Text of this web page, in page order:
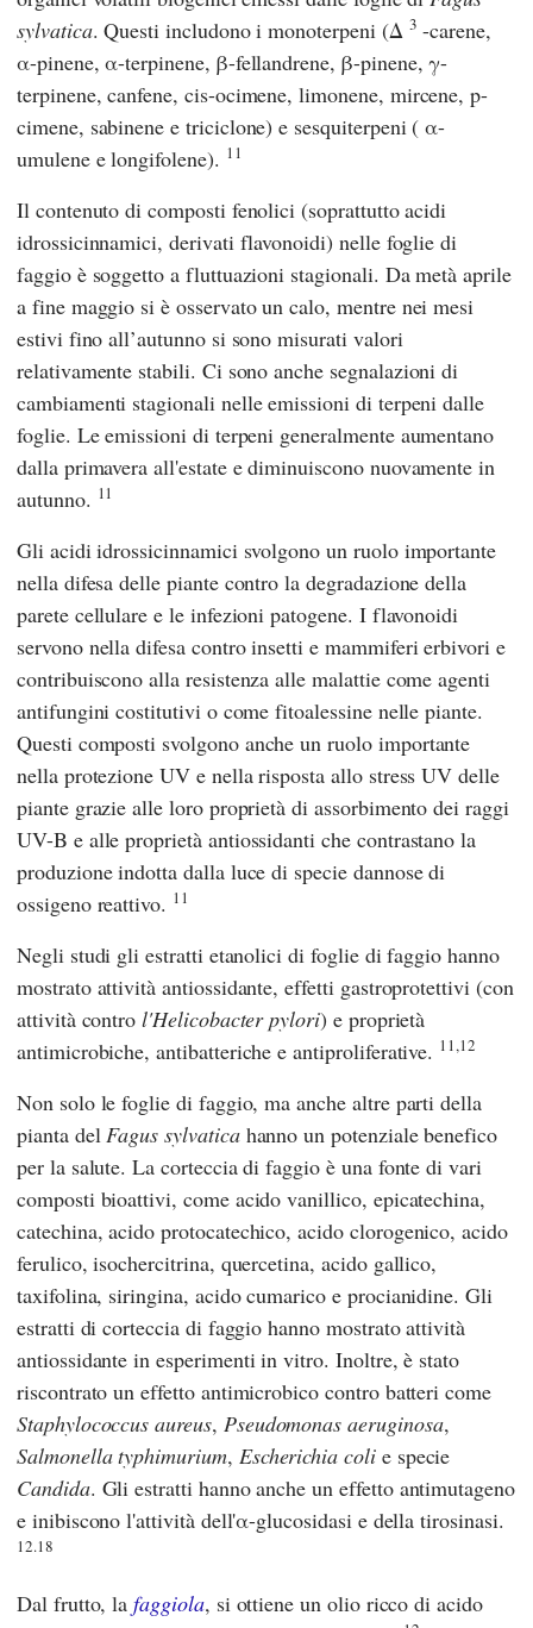
sylvatica. Questi includono i monoterpeni (Δ 3 -carene,
α-pinene, α-terpinene, β-fellandrene, β-pinene, γ-
terpinene, canfene, cis-ocimene, limonene, mircene, p-
cimene, sabinene e triciclone) e sesquiterpeni ( α-
umulene e longifolene). 11
Il contenuto di composti fenolici (soprattutto acidi
idrossicinnamici, derivati flavonoidi) nelle foglie di
faggio è soggetto a fluttuazioni stagionali. Da metà aprile
a fine maggio si è osservato un calo, mentre nei mesi
estivi fino all’autunno si sono misurati valori
relativamente stabili. Ci sono anche segnalazioni di
cambiamenti stagionali nelle emissioni di terpeni dalle
foglie. Le emissioni di terpeni generalmente aumentano
dalla primavera all'estate e diminuiscono nuovamente in
autunno. 11
Gli acidi idrossicinnamici svolgono un ruolo importante
nella difesa delle piante contro la degradazione della
parete cellulare e le infezioni patogene. I flavonoidi
servono nella difesa contro insetti e mammiferi erbivori e
contribuiscono alla resistenza alle malattie come agenti
antifungini costitutivi o come fitoalessine nelle piante.
Questi composti svolgono anche un ruolo importante
nella protezione UV e nella risposta allo stress UV delle
piante grazie alle loro proprietà di assorbimento dei raggi
UV-B e alle proprietà antiossidanti che contrastano la
produzione indotta dalla luce di specie dannose di
ossigeno reattivo. 11
Negli studi gli estratti etanolici di foglie di faggio hanno
mostrato attività antiossidante, effetti gastroprotettivi (con
attività control'Helicobacter pylori) e proprietà
antimicrobiche, antibatteriche e antiproliferative. 11,12
Non solo le foglie di faggio, ma anche altre parti della
pianta delFagus sylvaticahanno un potenziale benefico
per la salute. La corteccia di faggio è una fonte di vari
composti bioattivi, come acido vanillico, epicatechina,
catechina, acido protocatechico, acido clorogenico, acido
ferulico, isochercitrina, quercetina, acido gallico,
taxifolina, siringina, acido cumarico e procianidine. Gli
estratti di corteccia di faggio hanno mostrato attività
antiossidante in esperimenti in vitro. Inoltre, è stato
riscontrato un effetto antimicrobico contro batteri come
Staphylococcus aureus, Pseudomonas aeruginosa,
Salmonella typhimurium, Escherichia colie specie
Candida. Gli estratti hanno anche un effetto antimutageno
e inibiscono l'attività dell'α-glucosidasi e della tirosinasi.
12.18
Dal frutto, lafaggiola, si ottiene un olio ricco di acido